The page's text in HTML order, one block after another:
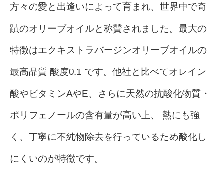
方々の愛と出逢いによって育まれ、世界中で奇
蹟のオリーブオイルと称賛されました。最大の
特徴はエクキストラバージンオリーブオイルの
最高品質 酸度0.1 です。他社と比べてオレイン
酸やビタミンAやE、さらに天然の抗酸化物質・
ポリフェノールの含有量が高い上、 熱にも強
く、丁寧に不純物除去を行っているため酸化し
にくいのが特徴です。